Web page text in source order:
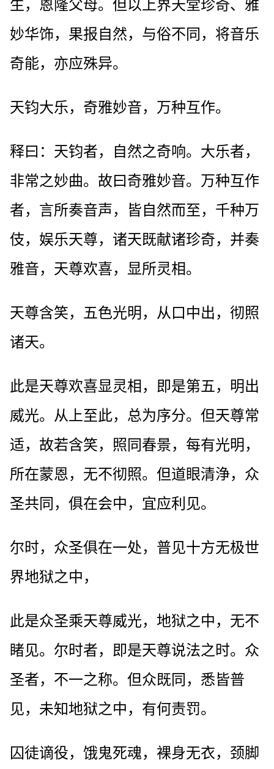
生，恩隆父母。但以上界天堂珍奇、雅
妙华饰，果报自然，与俗不同，将音乐
奇能，亦应殊异。
天钧大乐，奇雅妙音，万种互作。
释曰：天钧者，自然之奇响。大乐者，
非常之妙曲。故曰奇雅妙音。万种互作
者，言所奏音声，皆自然而至，千种万
伎，娱乐天尊，诸天既献诸珍奇，并奏
雅音，天尊欢喜，显所灵相。
天尊含笑，五色光明，从口中出，彻照
诸天。
此是天尊欢喜显灵相，即是第五，明出
威光。从上至此，总为序分。但天尊常
适，故若含笑，照同春景，每有光明，
所在蒙恩，无不彻照。但道眼清浄，众
圣共同，俱在会中，宜应利见。
尔时，众圣俱在一处，普见十方无极世
界地狱之中，
此是众圣乘天尊威光，地狱之中，无不
睹见。尔时者，即是天尊说法之时。众
圣者，不一之称。但众既同，悉皆普
见，未知地狱之中，有何责罚。
囚徒谪役，饿鬼死魂，裸身无衣，颈脚